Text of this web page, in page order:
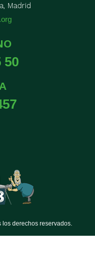
Madrid
50
los derechos reservados.